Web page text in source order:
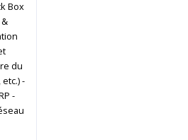
Box
du
-
-